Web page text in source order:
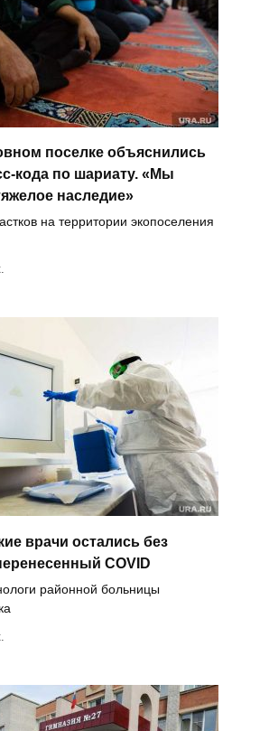
поселке объяснились
кода по шариату. «Мы
наследие»
на территории экопоселения
врачи остались без
COVID
районной больницы